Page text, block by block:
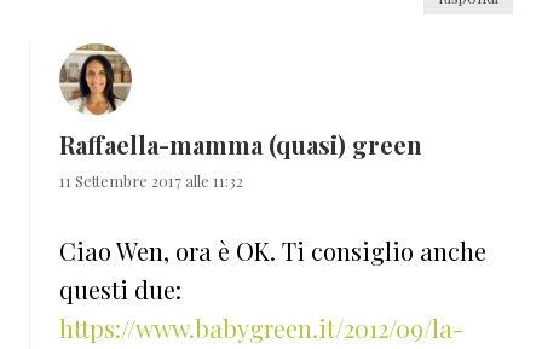
Raffaella-mamma (quasi) green
11 Settembre 2017 alle 11:32
Ciao Wen, ora è OK. Ti consiglio anche
questi due:
https://www.babygreen.it/2012/09/la-